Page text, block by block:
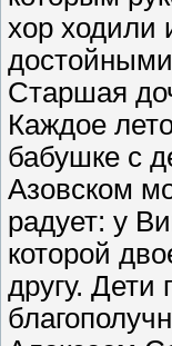
хор ходили
Старшая
Каждое
бабушке с
Азовском
радует: у
которой
другу.